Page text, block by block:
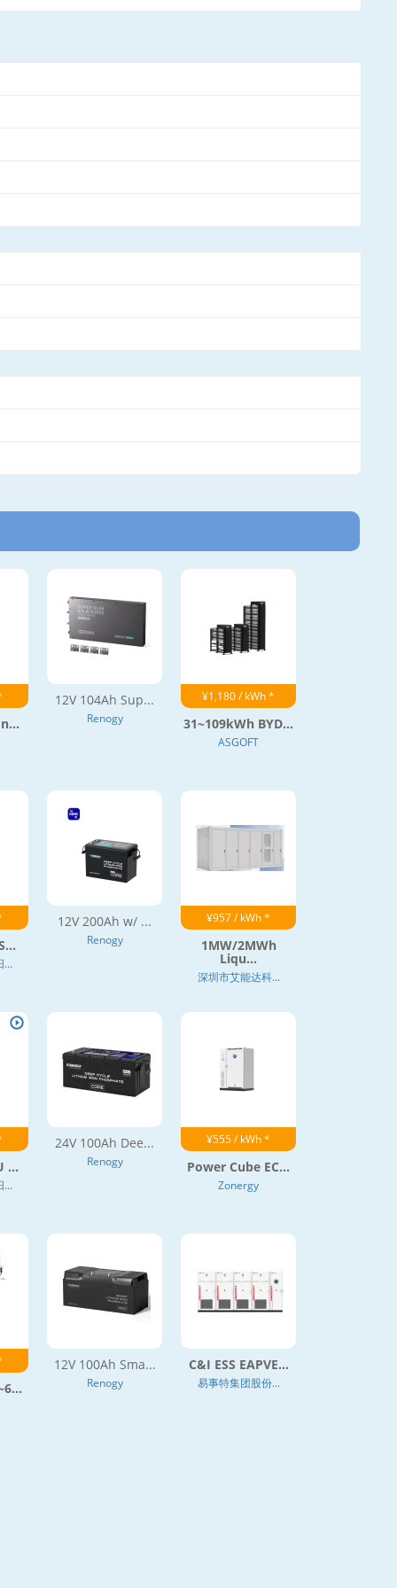
12V 104Ah Sup...
Renogy
¥1,180 / kWh *
31~109kWh BYD...
ASGOFT
...
12V 200Ah w/ ...
Renogy
¥957 / kWh *
1MW/2MWh
Liqu...
深圳市艾能达科...
...
...
24V 100Ah Dee...
Renogy
¥555 / kWh *
Power Cube EC...
Zonergy
12V 100Ah Sma...
Renogy
C&I ESS EAPVE...
易事特集团股份...